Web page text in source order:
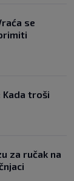
se
Kada troši
za ručak na